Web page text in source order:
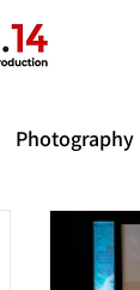
Photography